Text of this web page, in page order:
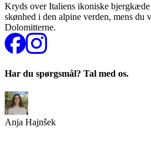
Kryds over Italiens ikoniske bjergkæde
skønhed i den alpine verden, mens du
Dolomitterne.
Har du spørgsmål? Tal med os.
Anja Hajnšek